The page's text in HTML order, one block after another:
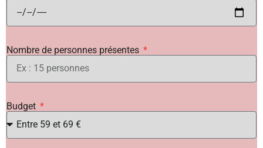
Nombre de personnes présentes
Budget